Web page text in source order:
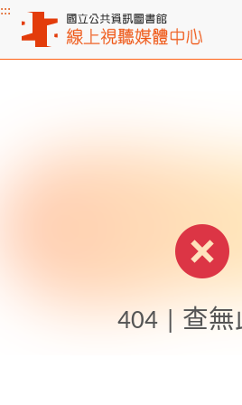
主要內容區塊
:::
404 | 查無